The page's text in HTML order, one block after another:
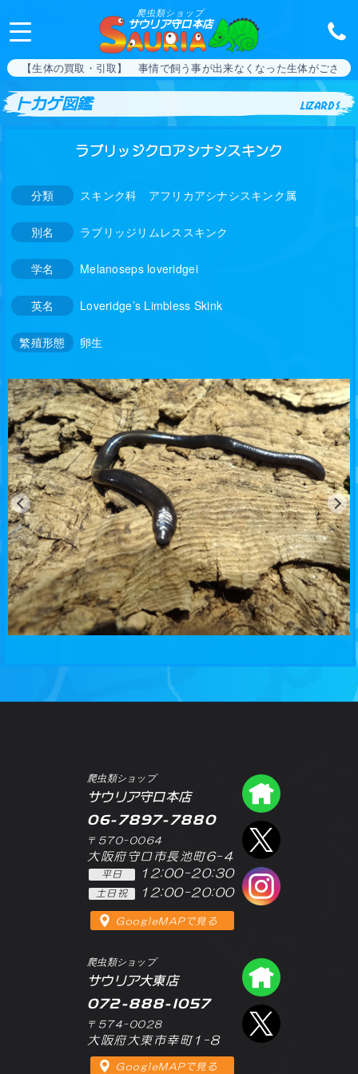
爬虫類ショップ
サウリア守口本店
【生体の買取・引取】 事情で飼う事が出来なくなった生体がござ
トカゲ図鑑 lizards
ラブリッジクロアシナシスキンク
分類 スキンク科 アフリカアシナシスキンク属
別名 ラブリッジリムレススキンク
学名 Melanoseps loveridgei
英名 Loveridge’s Limbless Skink
繁殖形態 卵生
爬虫類ショップ
サウリア守口本店
06-7897-7880
〒570-0064
大阪府守口市長池町6-4
平日 12:00-20:30
土日祝 12:00-20:00
GoogleMAPで見る
爬虫類ショップ
サウリア大東店
072-888-1057
〒574-0028
大阪府大東市幸町1-8
GoogleMAPで見る